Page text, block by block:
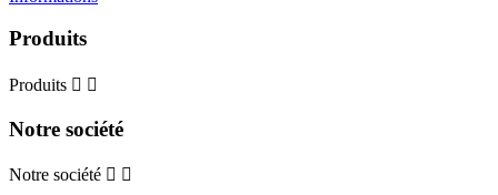
Produits
Produits  
Notre société
Notre société  